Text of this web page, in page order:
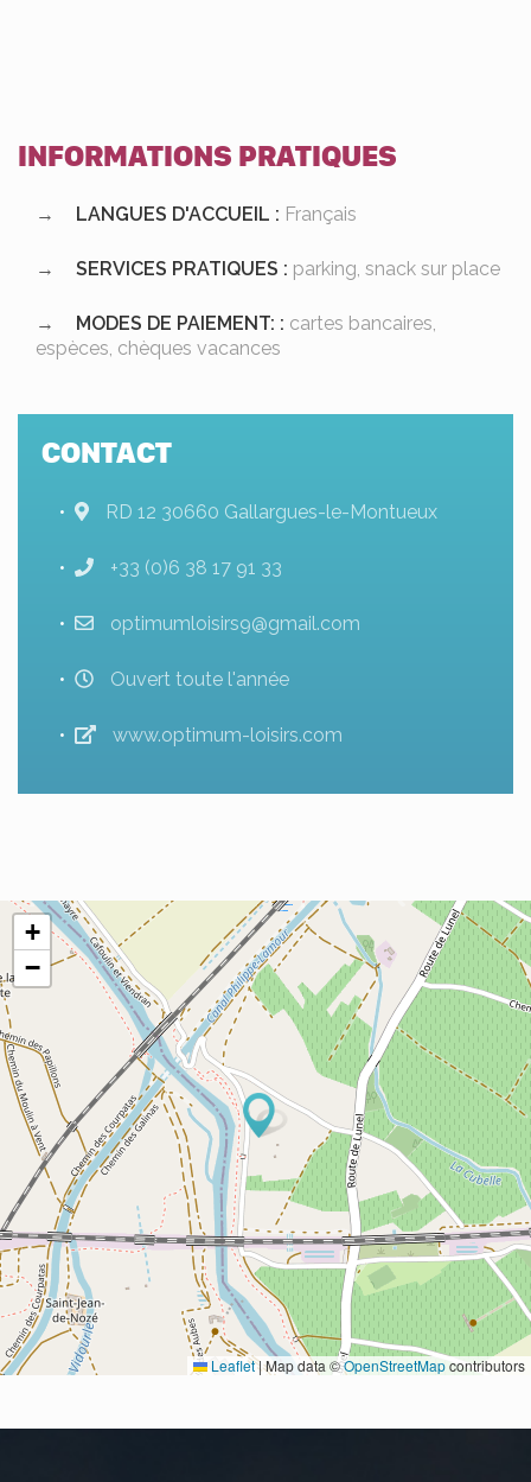
INFORMATIONS PRATIQUES
LANGUES D'ACCUEIL : Français
SERVICES PRATIQUES : parking, snack sur place
MODES DE PAIEMENT: : cartes bancaires,
espèces, chèques vacances
CONTACT
RD 12 30660 Gallargues-le-Montueux
+33 (0)6 38 17 91 33
optimumloisirs9@gmail.com
Ouvert toute l'année
www.optimum-loisirs.com
+
−
Leaflet|Map data ©OpenStreetMapcontributors